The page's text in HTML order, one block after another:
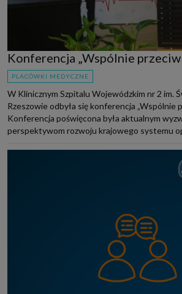
Konferencja „Wspólnie przeciw
PLACÓWKI MEDYCZNE
W Klinicznym Szpitalu Wojewódzkim nr 2 im.
Rzeszowie odbyła się konferencja „Wspólnie
Konferencja poświęcona była aktualnym
perspektywom rozwoju krajowego systemu